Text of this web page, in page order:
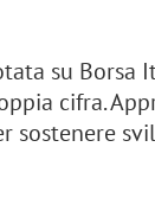
su
cifra.
sostenere